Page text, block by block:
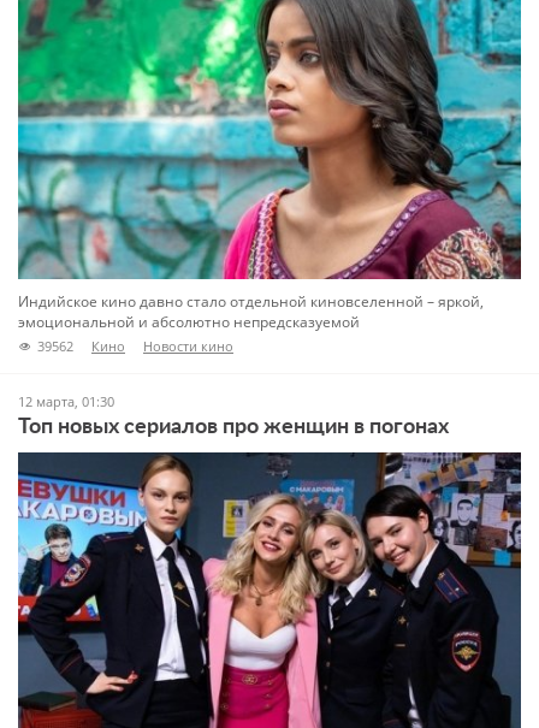
Индийское кино давно стало отдельной киновселенной – яркой,
эмоциональной и абсолютно непредсказуемой
39562 Кино Новости кино
12 марта, 01:30
Топ новых сериалов про женщин в погонах